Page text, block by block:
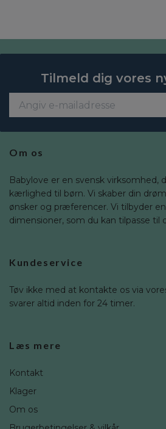
Tilmeld dig vores
Om os
Babylove er en svensk virksomhed,
kærlighed til børn. Vi skaber din
ønsker og præferencer. Vi tilbyder
dimensioner, som du kan tilpasse til
Kundeservice
Tøv ikke med at kontakte os via
svarer altid inden for 24 timer.
Læs mere
Kontakt
Klager
Om os